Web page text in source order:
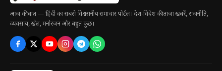
आज की बात — हिंदी का सबसे विश्वसनीय समाचार पोर्टल। देश-विदेश की ताज़ा खबरें, राजनीति,
व्यवसाय, खेल, मनोरंजन और बहुत कुछ।